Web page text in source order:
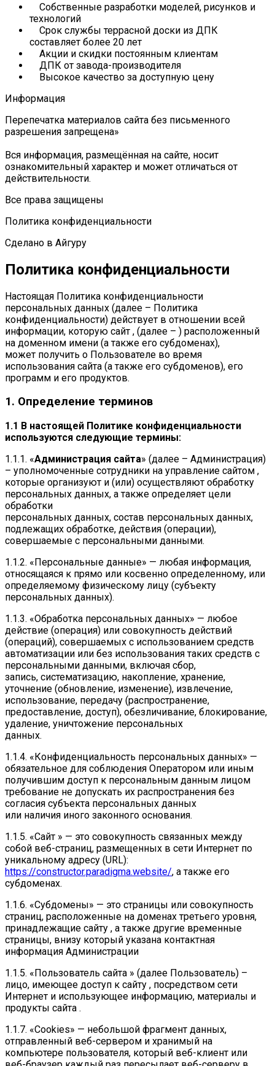
Собственные разработки моделей, рисунков и
технологий
Срок службы террасной доски из ДПК
составляет более 20 лет
Акции и скидки постоянным клиентам
ДПК от завода-производителя
Высокое качество за доступную цену
Информация
Перепечатка материалов сайта без письменного
разрешения запрещена»
Вся информация, размещённая на сайте, носит
ознакомительный характер и может отличаться от
действительности.
Все права защищены
Политика конфиденциальности
Сделано в Айгуру
Политика конфиденциальности
Настоящая Политика конфиденциальности
персональных данных (далее – Политика
конфиденциальности) действует в отношении всей
информации, которую сайт , (далее – ) расположенный
на доменном имени (а также его субдоменах),
может получить о Пользователе во время
использования сайта (а также его субдоменов), его
программ и его продуктов.
1. Определение терминов
1.1 В настоящей Политике конфиденциальности
используются следующие термины:
1.1.1. «Администрация сайта» (далее – Администрация)
– уполномоченные сотрудники на управление сайтом ,
которые организуют и (или) осуществляют обработку
персональных данных, а также определяет цели
обработки
персональных данных, состав персональных данных,
подлежащих обработке, действия (операции),
совершаемые с персональными данными.
1.1.2. «Персональные данные» — любая информация,
относящаяся к прямо или косвенно определенному, или
определяемому физическому лицу (субъекту
персональных данных).
1.1.3. «Обработка персональных данных» — любое
действие (операция) или совокупность действий
(операций), совершаемых с использованием средств
автоматизации или без использования таких средств с
персональными данными, включая сбор,
запись, систематизацию, накопление, хранение,
уточнение (обновление, изменение), извлечение,
использование, передачу (распространение,
предоставление, доступ), обезличивание, блокирование,
удаление, уничтожение персональных
данных.
1.1.4. «Конфиденциальность персональных данных» —
обязательное для соблюдения Оператором или иным
получившим доступ к персональным данным лицом
требование не допускать их распространения без
согласия субъекта персональных данных
или наличия иного законного основания.
1.1.5. «Сайт » — это совокупность связанных между
собой веб-страниц, размещенных в сети Интернет по
уникальному адресу (URL):
https://constructor.paradigma.website/, а также его
субдоменах.
1.1.6. «Субдомены» — это страницы или совокупность
страниц, расположенные на доменах третьего уровня,
принадлежащие сайту , а также другие временные
страницы, внизу который указана контактная
информация Администрации
1.1.5. «Пользователь сайта » (далее Пользователь) –
лицо, имеющее доступ к сайту , посредством сети
Интернет и использующее информацию, материалы и
продукты сайта .
1.1.7. «Cookies» — небольшой фрагмент данных,
отправленный веб-сервером и хранимый на
компьютере пользователя, который веб-клиент или